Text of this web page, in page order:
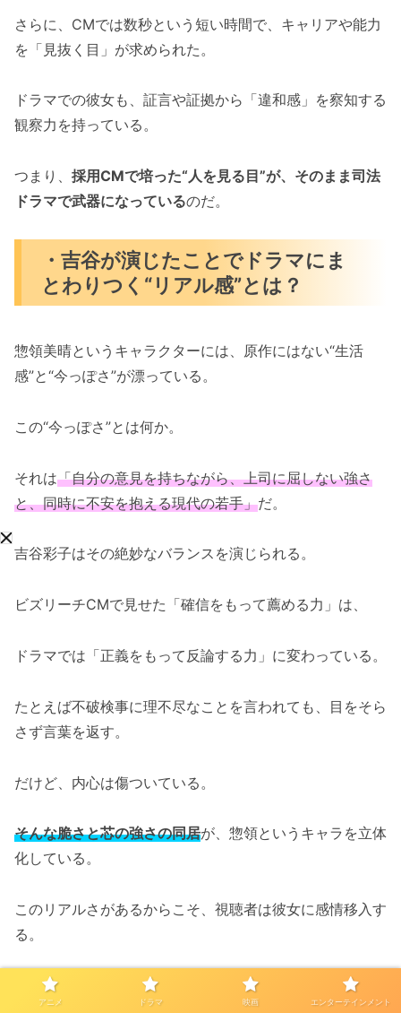
さらに、CMでは数秒という短い時間で、キャリアや能力
を「見抜く目」が求められた。
ドラマでの彼女も、証言や証拠から「違和感」を察知する
観察力を持っている。
つまり、 採用CMで培った“人を見る目”が、そのまま司法
ドラマで武器になっているのだ。
・吉谷が演じたことでドラマにま
とわりつく“リアル感”とは？
惣領美晴というキャラクターには、原作にはない“生活
感”と“今っぽさ”が漂っている。
この“今っぽさ”とは何か。
それは「自分の意見を持ちながら、上司に屈しない強さ
と、同時に不安を抱える現代の若手」だ。
吉谷彩子はその絶妙なバランスを演じられる。
ビズリーチCMで見せた「確信をもって薦める力」は、
ドラマでは「正義をもって反論する力」に変わっている。
たとえば不破検事に理不尽なことを言われても、目をそら
さず言葉を返す。
だけど、内心は傷ついている。
そんな脆さと芯の強さの同居が、惣領というキャラを立体
化している。
このリアルさがあるからこそ、視聴者は彼女に感情移入す
る。
たとえ検察のロジックが理解できなくても、惣領の“迷
アニメ ドラマ 映画 エンターテインメント